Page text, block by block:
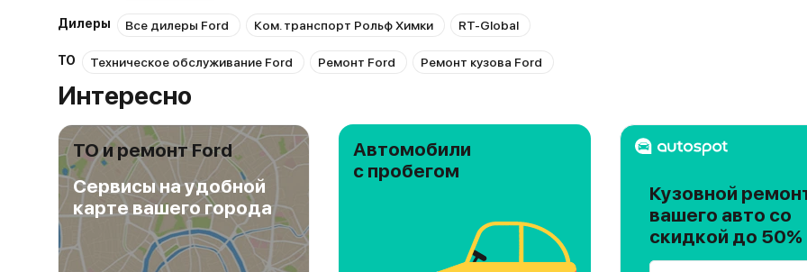
Дилеры Все дилеры Ford Ком. транспорт Рольф Химки RT-Global
ТО Техническое обслуживание Ford Ремонт Ford Ремонт кузова Ford
Интересно
ТО и ремонт Ford
Сервисы на удобной
карте вашего города
Автомобили
с пробегом
Кузовной
вашего авто со
скидкой до 50%